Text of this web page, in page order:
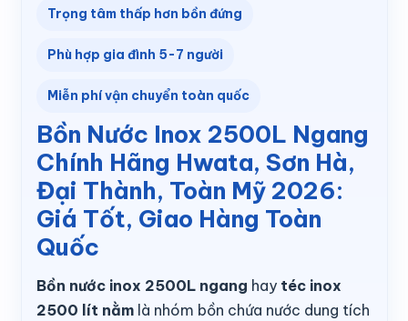
Trọng tâm thấp hơn bồn đứng
Phù hợp gia đình 5-7 người
Miễn phí vận chuyển toàn quốc
Bồn Nước Inox 2500L Ngang
Chính Hãng Hwata, Sơn Hà,
Đại Thành, Toàn Mỹ 2026:
Giá Tốt, Giao Hàng Toàn
Quốc
Bồn nước inox 2500L ngang hay téc inox
2500 lít nằmlà nhóm bồn chứa nước dung tích